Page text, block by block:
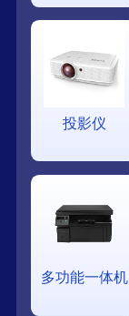
投影仪
多功能一体机